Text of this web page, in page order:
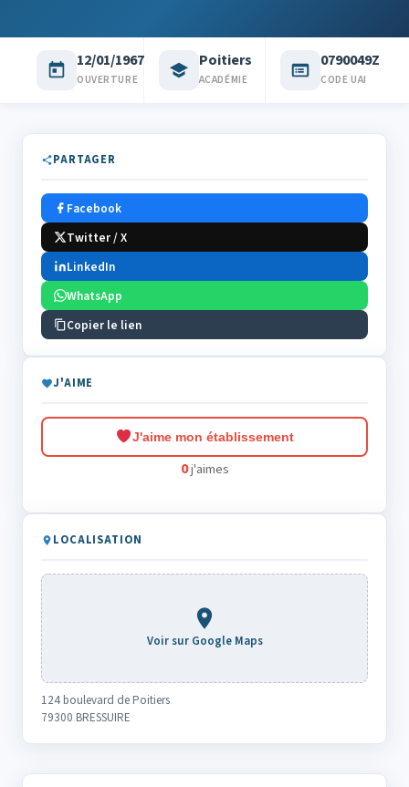
12/01/1967
OUVERTURE
Poitiers
ACADÉMIE
0790049Z
CODE UAI
PARTAGER
Facebook
Twitter / X
LinkedIn
WhatsApp
Copier le lien
J'AIME
J'aime mon établissement
0j'aimes
LOCALISATION
Voir sur Google Maps
124 boulevard de Poitiers
79300 BRESSUIRE